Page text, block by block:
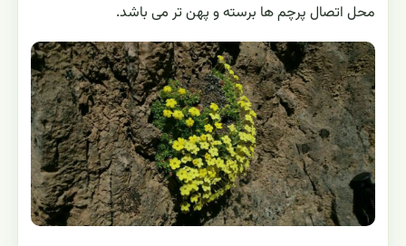
محل اتصال پرچم ها برسته و پهن تر می باشد.